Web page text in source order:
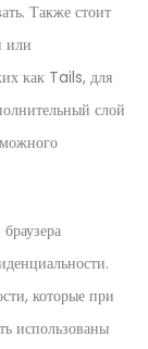
Также стоит
или
как Tails, для
слой
которые при
использованы